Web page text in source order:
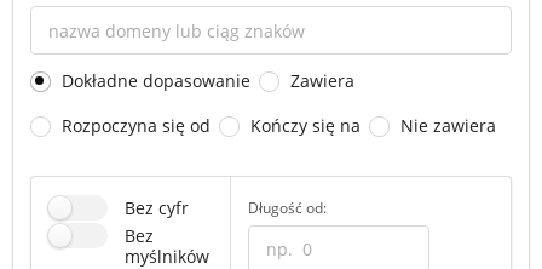
Dokładne dopasowanie
Zawiera
Rozpoczyna się od
Kończy się na Nie zawiera
Bez cyfr
Bez
myślników
Długość od: